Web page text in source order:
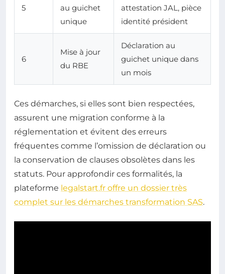
5
au guichet
unique
attestation JAL, pièce
identité président
6
Mise à jour
du RBE
Déclaration au
guichet unique dans
un mois
Ces démarches, si elles sont bien respectées,
assurent une migration conforme à la
réglementation et évitent des erreurs
fréquentes comme l’omission de déclaration ou
la conservation de clauses obsolètes dans les
statuts. Pour approfondir ces formalités, la
plateforme legalstart.fr offre un dossier très
complet sur les démarches transformation SAS.